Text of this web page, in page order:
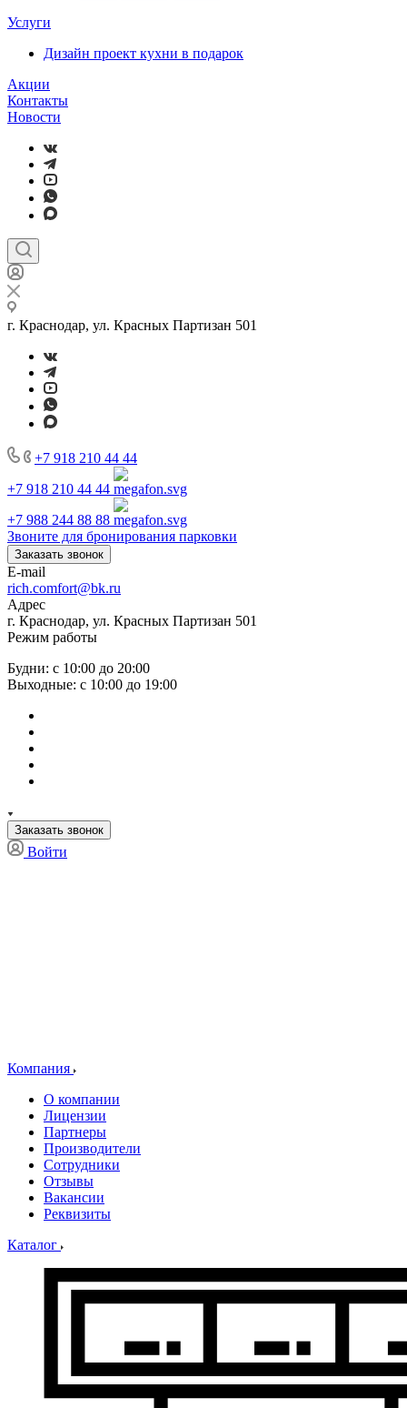
Услуги
Дизайн проект кухни в подарок
Акции
Контакты
Новости
г. Краснодар, ул. Красных Партизан 501
+7 918 210 44 44
+7 918 210 44 44
+7 988 244 88 88
Звоните для бронирования парковки
Заказать звонок
E-mail
rich.comfort@bk.ru
Адрес
г. Краснодар, ул. Красных Партизан 501
Режим работы
Будни: с 10:00 до 20:00
Выходные: с 10:00 до 19:00
Заказать звонок
Войти
Компания
О компании
Лицензии
Партнеры
Производители
Сотрудники
Отзывы
Вакансии
Реквизиты
Каталог